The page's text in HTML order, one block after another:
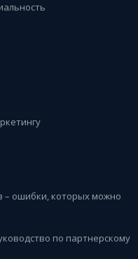
– ошибки, которых можно
по партнерскому